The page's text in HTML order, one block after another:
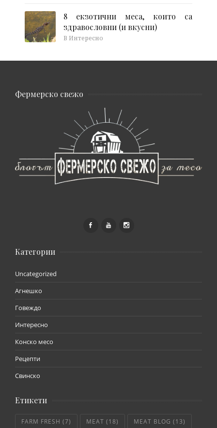
8 екзотични меса, които са
здравословни (и вкусни)
В Интересно
Фермерско свежо
Категории
Uncategorized
Агнешко
Говеждо
Интересно
Конско месо
Рецепти
Свинско
Етикети
FARM FRESH (7) MEAT (18) MEAT BLOG (13)